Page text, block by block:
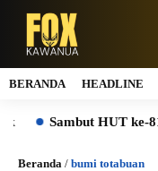
BERANDA HEADLINE
Sambut HUT ke-81 RI,
Beranda / bumi totabuan